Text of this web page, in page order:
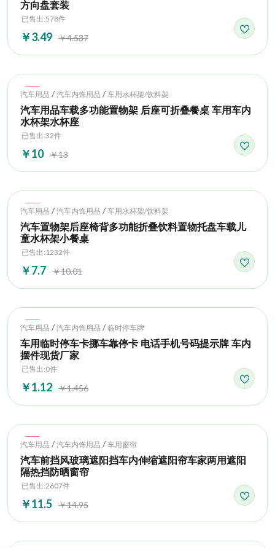
方向盘套装
已售出:578件
￥3.49 ￥4.537
Hot
汽车用品 / 汽车内饰用品 / 车用水杯架/饮料架
汽车用品车载多功能置物架 后座可折叠餐桌 车用车内
水杯架水杯座
已售出:32件
￥10 ￥13
Hot
汽车用品 / 汽车内饰用品 / 车用水杯架/饮料架
汽车置物架后座椅背多功能折叠饮料置物托盘车载儿
童水杯架小餐桌
已售出:1232件
￥7.7 ￥10.01
Hot
汽车用品 / 汽车内饰用品 / 临时停车牌
车用临时停车卡挪车靠停卡 电话手机号码提示牌 车内
摆件现货厂家
已售出:0件
￥1.12 ￥1.456
Hot
汽车用品 / 汽车内饰用品 / 车用窗帘
汽车前挡风玻璃遮阳挡车内伸缩遮阳帘车家两用遮阳
隔热挡防晒窗帘
已售出:2607件
￥11.5 ￥14.95